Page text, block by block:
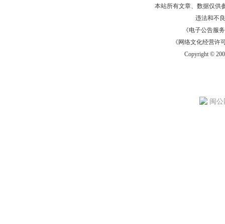
本站所有文章、数据仅供
违法和不
《电子公告服务
《网络文化经营许
Copyright ©
闽公